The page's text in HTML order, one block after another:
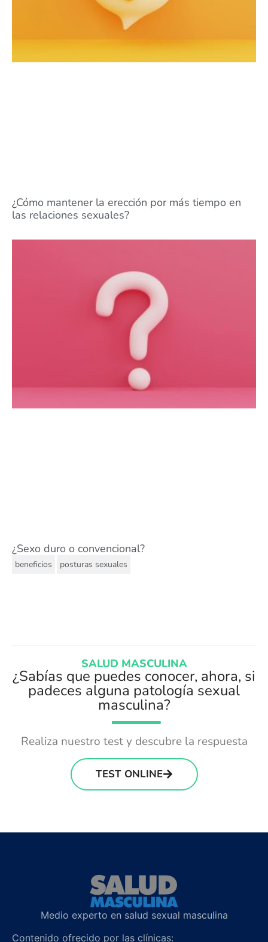
¿Cómo mantener la erección por más tiempo en
las relaciones sexuales?
¿Sexo duro o convencional?
beneficios posturas sexuales
SALUD MASCULINA
¿Sabías que puedes conocer, ahora, si
padeces alguna patología sexual
masculina?
Realiza nuestro test y descubre la respuesta
TEST ONLINE
Medio experto en salud sexual masculina
Contenido ofrecido por las clínicas: